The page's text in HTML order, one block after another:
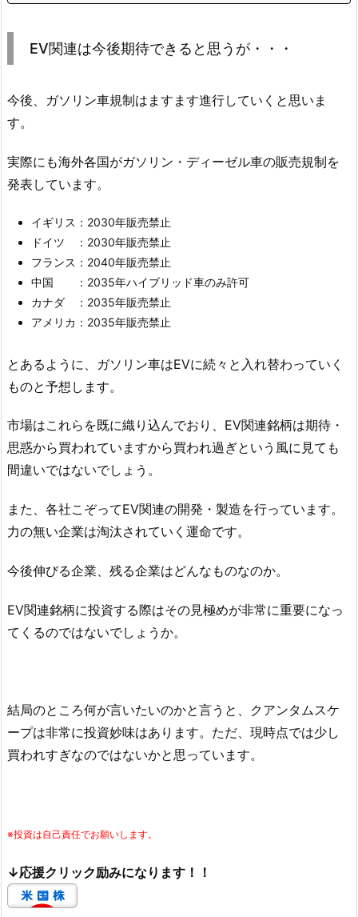
EV関連は今後期待できると思うが・・・
今後、ガソリン車規制はますます進行していくと思いま
す。
実際にも海外各国がガソリン・ディーゼル車の販売規制を
発表しています。
イギリス：2030年販売禁止
ドイツ ：2030年販売禁止
フランス：2040年販売禁止
中国 ：2035年ハイブリッド車のみ許可
カナダ ：2035年販売禁止
アメリカ：2035年販売禁止
とあるように、ガソリン車はEVに続々と入れ替わっていく
ものと予想します。
市場はこれらを既に織り込んでおり、EV関連銘柄は期待・
思惑から買われていますから買われ過ぎという風に見ても
間違いではないでしょう。
また、各社こぞってEV関連の開発・製造を行っています。
力の無い企業は淘汰されていく運命です。
今後伸びる企業、残る企業はどんなものなのか。
EV関連銘柄に投資する際はその見極めが非常に重要になっ
てくるのではないでしょうか。
結局のところ何が言いたいのかと言うと、クアンタムスケ
ープは非常に投資妙味はあります。ただ、現時点では少し
買われすぎなのではないかと思っています。
※投資は自己責任でお願いします。
↓応援クリック励みになります！！